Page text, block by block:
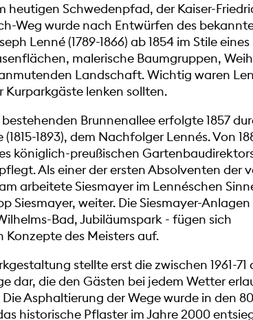
heutigen Schwedenpfad, der Kaiser-
Weg wurde nach Entwürfen des
Lenné (1789-1866) ab 1854 im Stile eines
malerische Baumgruppen,
Landschaft. Wichtig waren
Kurparkgäste lenken sollten.
Brunnenallee erfolgte 1857
1893), dem Nachfolger Lennés. Von
königlich-preußischen
Als einer der ersten Absolventen der
arbeitete Siesmayer im Lennéschen
Siesmayer, weiter. Die Siesmayer-Anlagen
Bad, Jubiläumspark - fügen sich
des Meisters auf.
stellte erst die zwischen 1961-71
dar, die den Gästen bei jedem Wetter
Asphaltierung der Wege wurde in den
historische Pflaster im Jahre 2000